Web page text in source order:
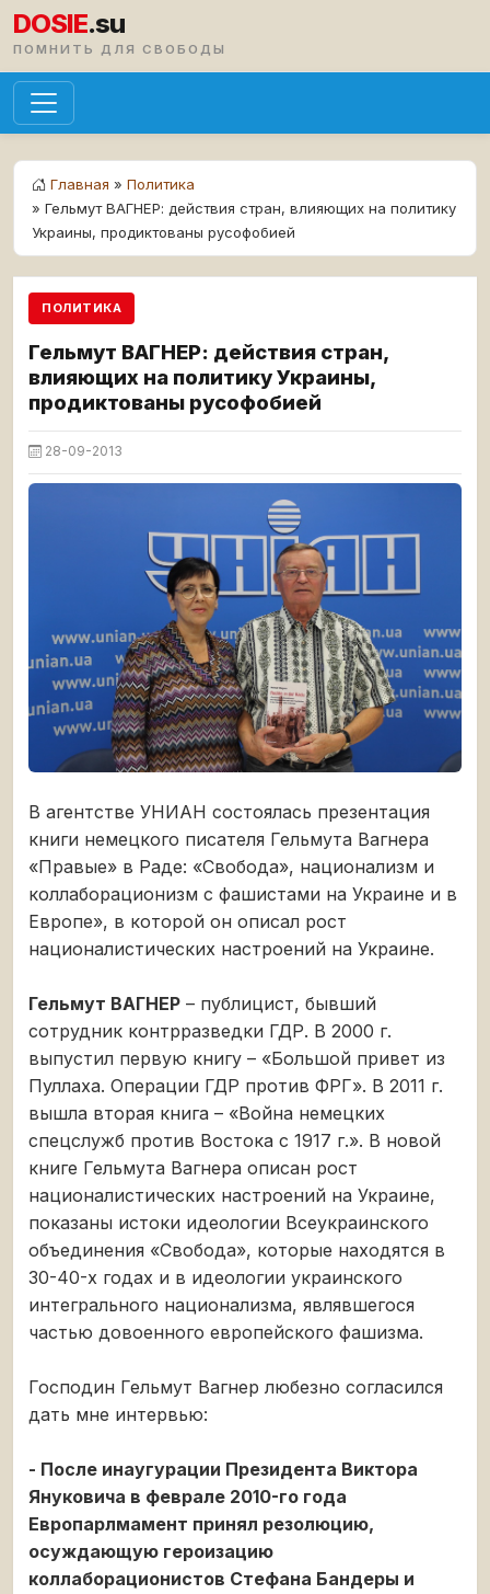
DOSIE.su
ПОМНИТЬ ДЛЯ СВОБОДЫ
Главная » Политика
» Гельмут ВАГНЕР: действия стран, влияющих на политику
Украины, продиктованы русофобией
ПОЛИТИКА
Гельмут ВАГНЕР: действия стран,
влияющих на политику Украины,
продиктованы русофобией
28-09-2013
В агентстве УНИАН состоялась презентация
книги немецкого писателя Гельмута Вагнера
«Правые» в Раде: «Свобода», национализм и
коллаборационизм с фашистами на Украине и в
Европе», в которой он описал рост
националистических настроений на Украине.
Гельмут ВАГНЕР – публицист, бывший
сотрудник контрразведки ГДР. В 2000 г.
выпустил первую книгу – «Большой привет из
Пуллаха. Операции ГДР против ФРГ». В 2011 г.
вышла вторая книга – «Война немецких
спецслужб против Востока с 1917 г.». В новой
книге Гельмута Вагнера описан рост
националистических настроений на Украине,
показаны истоки идеологии Всеукраинского
объединения «Свобода», которые находятся в
30-40-х годах и в идеологии украинского
интегрального национализма, являвшегося
частью довоенного европейского фашизма.
Господин Гельмут Вагнер любезно согласился
дать мне интервью:
- После инаугурации Президента Виктора
Януковича в феврале 2010-го года
Европарлмамент принял резолюцию,
осуждающую героизацию
коллаборационистов Стефана Бандеры и